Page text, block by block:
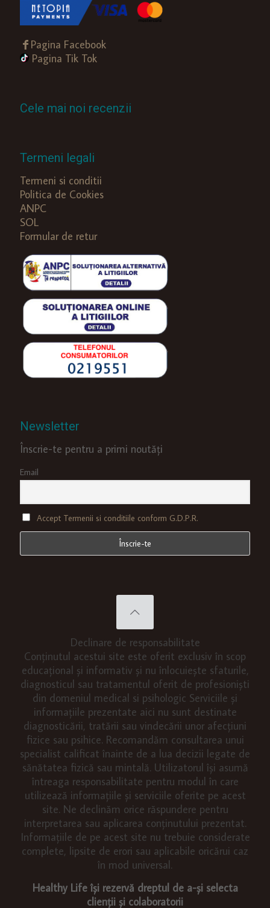
Pagina Facebook
Pagina Tik Tok
Cele mai noi recenzii
Termeni legali
Termeni si conditii
Politica de Cookies
ANPC
SOL
Formular de retur
Newsletter
Înscrie-te pentru a primi noutăți
Email
Accept Termenii si conditiile conform G.D.P.R.
Declinare de responsabilitate
Conținutul acestui site este oferit exclusiv în scop
educațional și informativ și nu înlocuiește sfaturile,
diagnosticul sau tratamentul oferit de profesioniști
din domeniul medical si psihologic Serviciile și
informațiile prezentate aici nu sunt destinate
diagnosticării, tratării sau vindecării unor afecțiuni
fizice sau psihice. Recomandăm consultarea unui
specialist calificat înainte de a lua decizii legate de
sănătatea fizică sau mintală. Utilizatorul își asumă
întreaga responsabilitate pentru modul în care
utilizează informațiile și serviciile oferite pe acest
site. Ne declinăm orice răspundere pentru
interpretarea sau aplicarea conținutului prezentat.
Informațiile de pe acest site nu trebuie considerate
complete, lipsite de erori sau aplicabile oricărui caz
în mod universal.
Healthy Life își rezervă dreptul de a-și selecta
clienții și colaboratorii